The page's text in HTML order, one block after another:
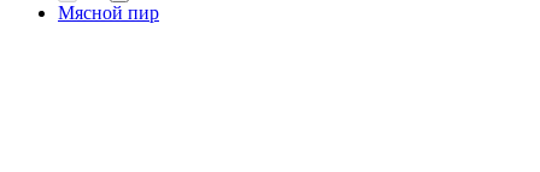
Мясной пир